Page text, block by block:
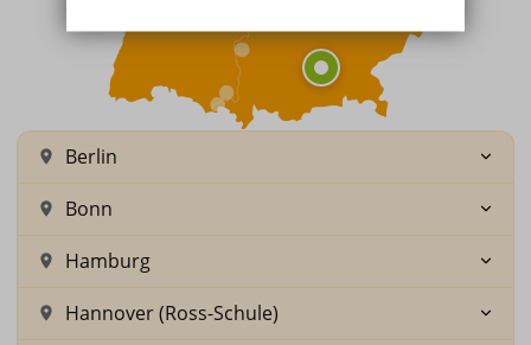
Berlin
Bonn
Hamburg
Hannover (Ross-Schule)